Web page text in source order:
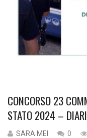
CONCORSO 23
STATO 2024 –
SARA MEI 0